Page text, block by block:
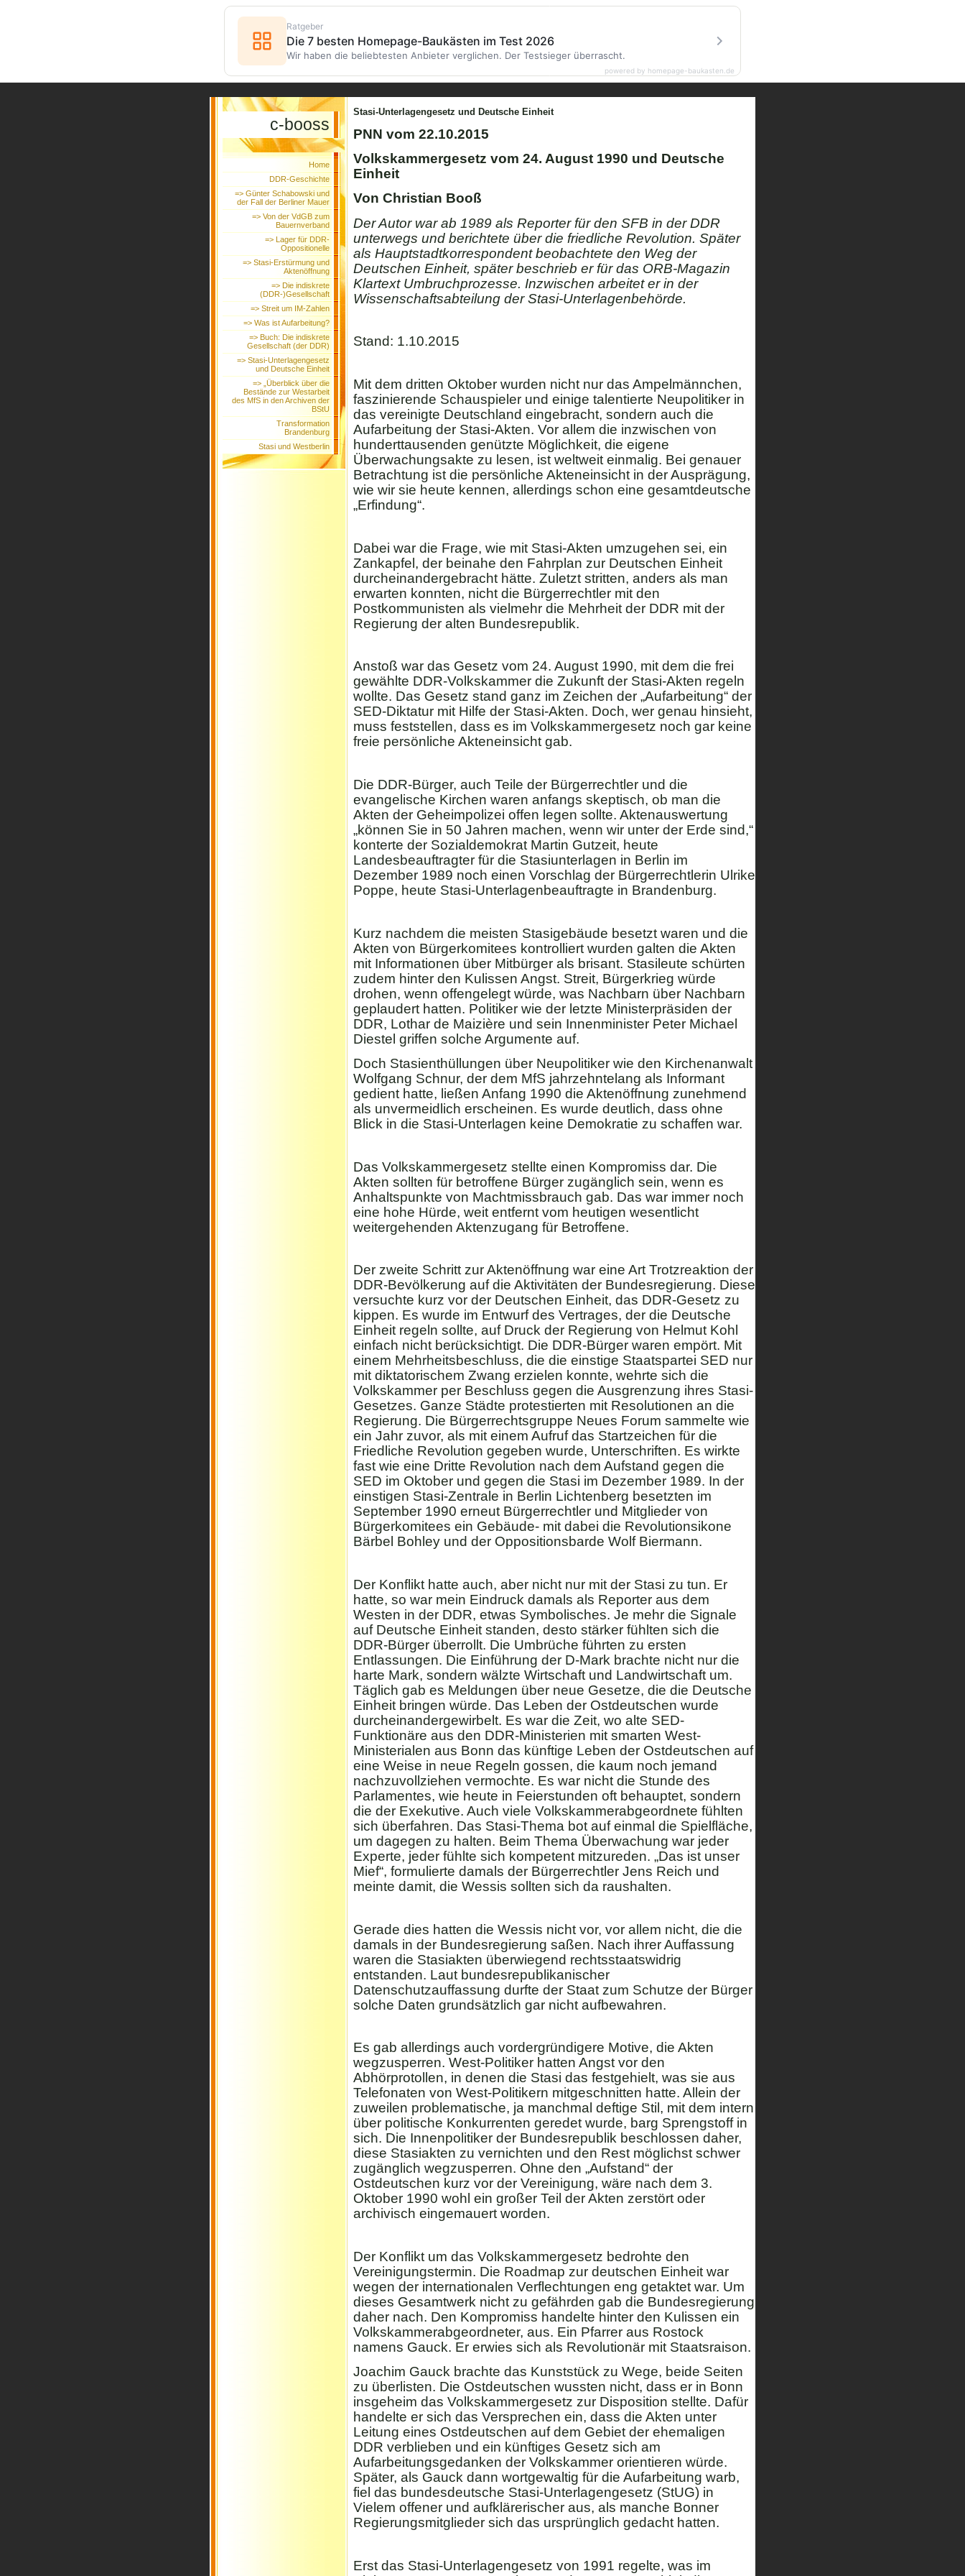
c-booss
Home
DDR-Geschichte
=> Günter Schabowski und
der Fall der Berliner Mauer
=> Von der VdGB zum
Bauernverband
=> Lager für DDR-
Oppositionelle
=> Stasi-Erstürmung und
Aktenöffnung
=> Die indiskrete
(DDR-)Gesellschaft
=> Streit um IM-Zahlen
=> Was ist Aufarbeitung?
=> Buch: Die indiskrete
Gesellschaft (der DDR)
=> Stasi-Unterlagengesetz
und Deutsche Einheit
=> „Überblick über die
Bestände zur Westarbeit
des MfS in den Archiven der
BStU
Transformation
Brandenburg
Stasi und Westberlin
Stasi-Unterlagengesetz und Deutsche Einheit
PNN vom 22.10.2015
Volkskammergesetz vom 24. August 1990 und Deutsche
Einheit
Von Christian Booß
Der Autor war ab 1989 als Reporter für den SFB in der DDR
unterwegs und berichtete über die friedliche Revolution. Später
als Hauptstadtkorrespondent beobachtete den Weg der
Deutschen Einheit, später beschrieb er für das ORB-Magazin
Klartext Umbruchprozesse. Inzwischen arbeitet er in der
Wissenschaftsabteilung der Stasi-Unterlagenbehörde.
Stand: 1.10.2015
Mit dem dritten Oktober wurden nicht nur das Ampelmännchen,
faszinierende Schauspieler und einige talentierte Neupolitiker in
das vereinigte Deutschland eingebracht, sondern auch die
Aufarbeitung der Stasi-Akten. Vor allem die inzwischen von
hunderttausenden genützte Möglichkeit, die eigene
Überwachungsakte zu lesen, ist weltweit einmalig. Bei genauer
Betrachtung ist die persönliche Akteneinsicht in der Ausprägung,
wie wir sie heute kennen, allerdings schon eine gesamtdeutsche
„Erfindung“.
Dabei war die Frage, wie mit Stasi-Akten umzugehen sei, ein
Zankapfel, der beinahe den Fahrplan zur Deutschen Einheit
durcheinandergebracht hätte. Zuletzt stritten, anders als man
erwarten konnten, nicht die Bürgerrechtler mit den
Postkommunisten als vielmehr die Mehrheit der DDR mit der
Regierung der alten Bundesrepublik.
Anstoß war das Gesetz vom 24. August 1990, mit dem die frei
gewählte DDR-Volkskammer die Zukunft der Stasi-Akten regeln
wollte. Das Gesetz stand ganz im Zeichen der „Aufarbeitung“ der
SED-Diktatur mit Hilfe der Stasi-Akten. Doch, wer genau hinsieht,
muss feststellen, dass es im Volkskammergesetz noch gar keine
freie persönliche Akteneinsicht gab.
Die DDR-Bürger, auch Teile der Bürgerrechtler und die
evangelische Kirchen waren anfangs skeptisch, ob man die
Akten der Geheimpolizei offen legen sollte. Aktenauswertung
„können Sie in 50 Jahren machen, wenn wir unter der Erde sind,“
konterte der Sozialdemokrat Martin Gutzeit, heute
Landesbeauftragter für die Stasiunterlagen in Berlin im
Dezember 1989 noch einen Vorschlag der Bürgerrechtlerin Ulrike
Poppe, heute Stasi-Unterlagenbeauftragte in Brandenburg.
Kurz nachdem die meisten Stasigebäude besetzt waren und die
Akten von Bürgerkomitees kontrolliert wurden galten die Akten
mit Informationen über Mitbürger als brisant. Stasileute schürten
zudem hinter den Kulissen Angst. Streit, Bürgerkrieg würde
drohen, wenn offengelegt würde, was Nachbarn über Nachbarn
geplaudert hatten. Politiker wie der letzte Ministerpräsiden der
DDR, Lothar de Maizière und sein Innenminister Peter Michael
Diestel griffen solche Argumente auf.
Doch Stasienthüllungen über Neupolitiker wie den Kirchenanwalt
Wolfgang Schnur, der dem MfS jahrzehntelang als Informant
gedient hatte, ließen Anfang 1990 die Aktenöffnung zunehmend
als unvermeidlich erscheinen. Es wurde deutlich, dass ohne
Blick in die Stasi-Unterlagen keine Demokratie zu schaffen war.
Das Volkskammergesetz stellte einen Kompromiss dar. Die
Akten sollten für betroffene Bürger zugänglich sein, wenn es
Anhaltspunkte von Machtmissbrauch gab. Das war immer noch
eine hohe Hürde, weit entfernt vom heutigen wesentlicht
weitergehenden Aktenzugang für Betroffene.
Der zweite Schritt zur Aktenöffnung war eine Art Trotzreaktion der
DDR-Bevölkerung auf die Aktivitäten der Bundesregierung. Diese
versuchte kurz vor der Deutschen Einheit, das DDR-Gesetz zu
kippen. Es wurde im Entwurf des Vertrages, der die Deutsche
Einheit regeln sollte, auf Druck der Regierung von Helmut Kohl
einfach nicht berücksichtigt. Die DDR-Bürger waren empört. Mit
einem Mehrheitsbeschluss, die die einstige Staatspartei SED nur
mit diktatorischem Zwang erzielen konnte, wehrte sich die
Volkskammer per Beschluss gegen die Ausgrenzung ihres Stasi-
Gesetzes. Ganze Städte protestierten mit Resolutionen an die
Regierung. Die Bürgerrechtsgruppe Neues Forum sammelte wie
ein Jahr zuvor, als mit einem Aufruf das Startzeichen für die
Friedliche Revolution gegeben wurde, Unterschriften. Es wirkte
fast wie eine Dritte Revolution nach dem Aufstand gegen die
SED im Oktober und gegen die Stasi im Dezember 1989. In der
einstigen Stasi-Zentrale in Berlin Lichtenberg besetzten im
September 1990 erneut Bürgerrechtler und Mitglieder von
Bürgerkomitees ein Gebäude- mit dabei die Revolutionsikone
Bärbel Bohley und der Oppositionsbarde Wolf Biermann.
Der Konflikt hatte auch, aber nicht nur mit der Stasi zu tun. Er
hatte, so war mein Eindruck damals als Reporter aus dem
Westen in der DDR, etwas Symbolisches. Je mehr die Signale
auf Deutsche Einheit standen, desto stärker fühlten sich die
DDR-Bürger überrollt. Die Umbrüche führten zu ersten
Entlassungen. Die Einführung der D-Mark brachte nicht nur die
harte Mark, sondern wälzte Wirtschaft und Landwirtschaft um.
Täglich gab es Meldungen über neue Gesetze, die die Deutsche
Einheit bringen würde. Das Leben der Ostdeutschen wurde
durcheinandergewirbelt. Es war die Zeit, wo alte SED-
Funktionäre aus den DDR-Ministerien mit smarten West-
Ministerialen aus Bonn das künftige Leben der Ostdeutschen auf
eine Weise in neue Regeln gossen, die kaum noch jemand
nachzuvollziehen vermochte. Es war nicht die Stunde des
Parlamentes, wie heute in Feierstunden oft behauptet, sondern
die der Exekutive. Auch viele Volkskammerabgeordnete fühlten
sich überfahren. Das Stasi-Thema bot auf einmal die Spielfläche,
um dagegen zu halten. Beim Thema Überwachung war jeder
Experte, jeder fühlte sich kompetent mitzureden. „Das ist unser
Mief“, formulierte damals der Bürgerrechtler Jens Reich und
meinte damit, die Wessis sollten sich da raushalten.
Gerade dies hatten die Wessis nicht vor, vor allem nicht, die die
damals in der Bundesregierung saßen. Nach ihrer Auffassung
waren die Stasiakten überwiegend rechtsstaatswidrig
entstanden. Laut bundesrepublikanischer
Datenschutzauffassung durfte der Staat zum Schutze der Bürger
solche Daten grundsätzlich gar nicht aufbewahren.
Es gab allerdings auch vordergründigere Motive, die Akten
wegzusperren. West-Politiker hatten Angst vor den
Abhörprotollen, in denen die Stasi das festgehielt, was sie aus
Telefonaten von West-Politikern mitgeschnitten hatte. Allein der
zuweilen problematische, ja manchmal deftige Stil, mit dem intern
über politische Konkurrenten geredet wurde, barg Sprengstoff in
sich. Die Innenpolitiker der Bundesrepublik beschlossen daher,
diese Stasiakten zu vernichten und den Rest möglichst schwer
zugänglich wegzusperren. Ohne den „Aufstand“ der
Ostdeutschen kurz vor der Vereinigung, wäre nach dem 3.
Oktober 1990 wohl ein großer Teil der Akten zerstört oder
archivisch eingemauert worden.
Der Konflikt um das Volkskammergesetz bedrohte den
Vereinigungstermin. Die Roadmap zur deutschen Einheit war
wegen der internationalen Verflechtungen eng getaktet war. Um
dieses Gesamtwerk nicht zu gefährden gab die Bundesregierung
daher nach. Den Kompromiss handelte hinter den Kulissen ein
Volkskammerabgeordneter, aus. Ein Pfarrer aus Rostock
namens Gauck. Er erwies sich als Revolutionär mit Staatsraison.
Joachim Gauck brachte das Kunststück zu Wege, beide Seiten
zu überlisten. Die Ostdeutschen wussten nicht, dass er in Bonn
insgeheim das Volkskammergesetz zur Disposition stellte. Dafür
handelte er sich das Versprechen ein, dass die Akten unter
Leitung eines Ostdeutschen auf dem Gebiet der ehemaligen
DDR verblieben und ein künftiges Gesetz sich am
Aufarbeitungsgedanken der Volkskammer orientieren würde.
Später, als Gauck dann wortgewaltig für die Aufarbeitung warb,
fiel das bundesdeutsche Stasi-Unterlagengesetz (StUG) in
Vielem offener und aufklärerischer aus, als manche Bonner
Regierungsmitglieder sich das ursprünglich gedacht hatten.
Erst das Stasi-Unterlagengesetz von 1991 regelte, was im
Ratgeber
Die 7 besten Homepage-Baukästen im Test 2026
Wir haben die beliebtesten Anbieter verglichen. Der Testsieger überrascht.
powered by homepage-baukasten.de